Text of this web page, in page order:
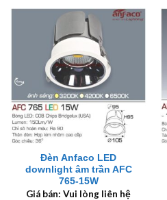
Đèn Anfaco LED
downlight âm trần AFC
765-15W
Giá bán: Vui lòng liên hệ